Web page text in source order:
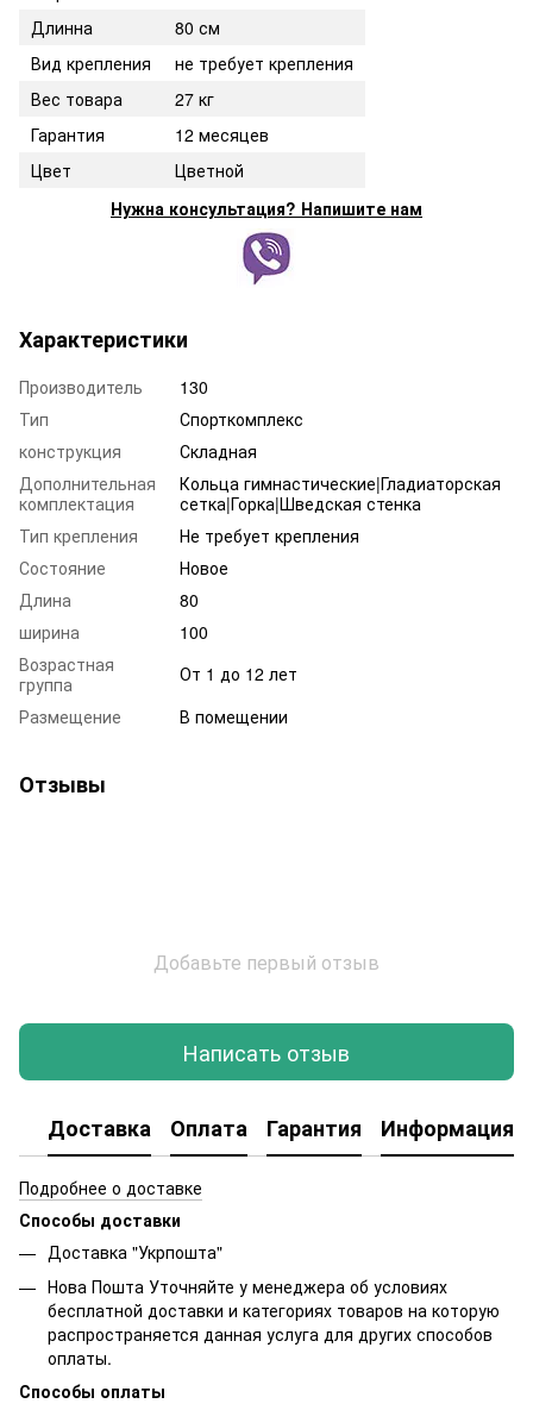
Длинна
80 см
Вид крепления
не требует крепления
Вес товара
27 кг
Гарантия
12 месяцев
Цвет
Цветной
Нужна консультация? Напишите нам
Характеристики
Производитель
130
Тип
Спорткомплекс
конструкция
Складная
Дополнительная
комплектация
Кольца гимнастические|Гладиаторская
сетка|Горка|Шведская стенка
Тип крепления
Не требует крепления
Состояние
Новое
Длина
80
ширина
100
Возрастная
группа
От 1 до 12 лет
Размещение
В помещении
Отзывы
Добавьте первый отзыв
Написать отзыв
Доставка Оплата Гарантия Информация
Подробнее о доставке
Способы доставки
Доставка "Укрпошта"
Нова Пошта Уточняйте у менеджера об условиях
бесплатной доставки и категориях товаров на которую
распространяется данная услуга для других способов
оплаты.
Способы оплаты